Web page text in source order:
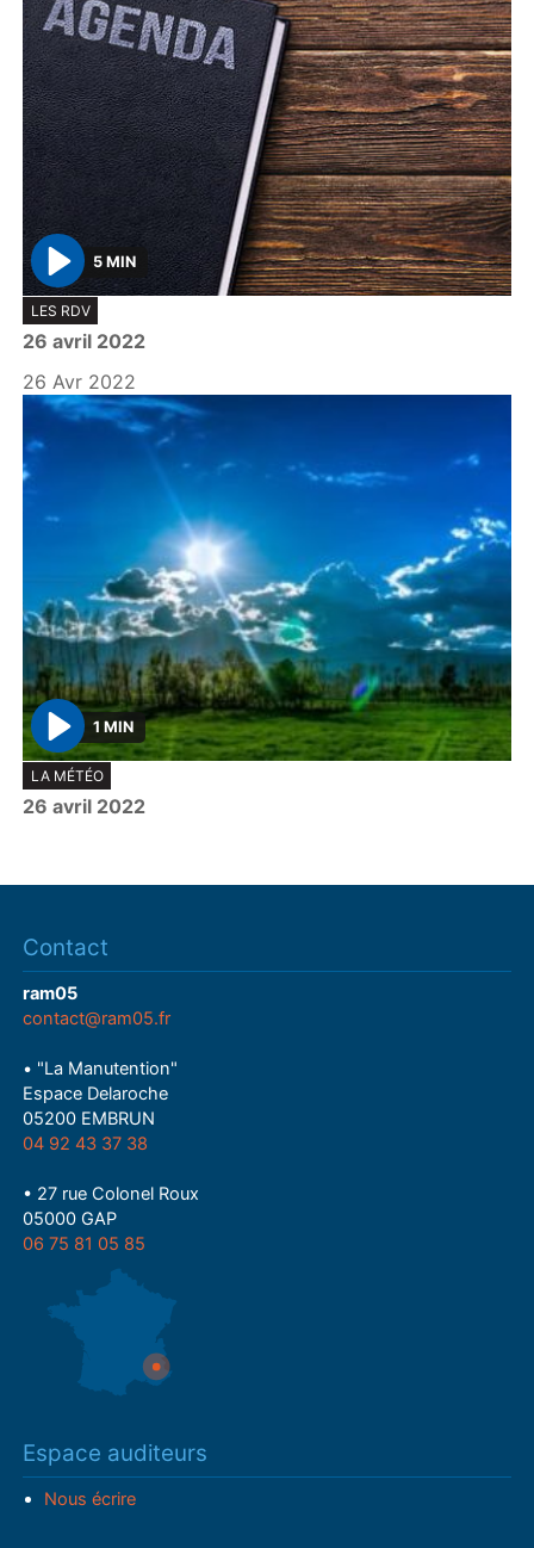
P
l
a
y
5 MIN
LES RDV
26 avril 2022
26 Avr 2022
P
l
a
1 MIN
LA MÉTÉO
26 avril 2022
Contact
ram05
contact@ram05.fr
• "La Manutention"
Espace Delaroche
05200 EMBRUN
04 92 43 37 38
• 27 rue Colonel Roux
05000 GAP
06 75 81 05 85
Espace auditeurs
Nous écrire